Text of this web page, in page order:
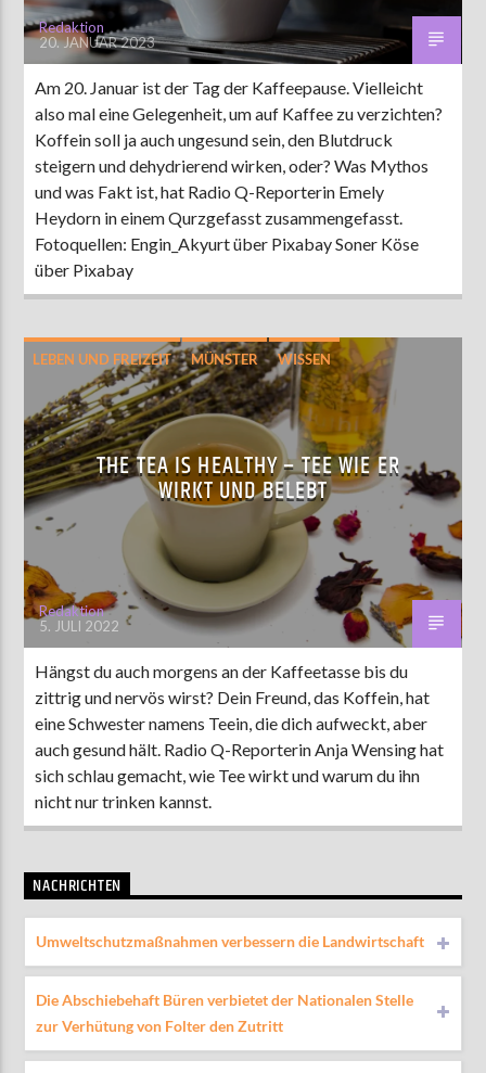
Redaktion
20. JANUAR 2023
Am 20. Januar ist der Tag der Kaffeepause. Vielleicht
also mal eine Gelegenheit, um auf Kaffee zu verzichten?
Koffein soll ja auch ungesund sein, den Blutdruck
steigern und dehydrierend wirken, oder? Was Mythos
und was Fakt ist, hat Radio Q-Reporterin Emely
Heydorn in einem Qurzgefasst zusammengefasst.
Fotoquellen: Engin_Akyurt über Pixabay Soner Köse
über Pixabay
LEBEN UND FREIZEIT MÜNSTER WISSEN
THE TEA IS HEALTHY – TEE WIE ER
WIRKT UND BELEBT
Redaktion
5. JULI 2022
Hängst du auch morgens an der Kaffeetasse bis du
zittrig und nervös wirst? Dein Freund, das Koffein, hat
eine Schwester namens Teein, die dich aufweckt, aber
auch gesund hält. Radio Q-Reporterin Anja Wensing hat
sich schlau gemacht, wie Tee wirkt und warum du ihn
nicht nur trinken kannst.
NACHRICHTEN
Umweltschutzmaßnahmen verbessern die Landwirtschaft
Die Abschiebehaft Büren verbietet der Nationalen Stelle
zur Verhütung von Folter den Zutritt